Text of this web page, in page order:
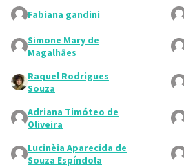
Fabiana gandini
Simone Mary de
Magalhães
Raquel Rodrigues
Souza
Adriana Timóteo de
Oliveira
Lucinèia Aparecida de
Souza Espíndola